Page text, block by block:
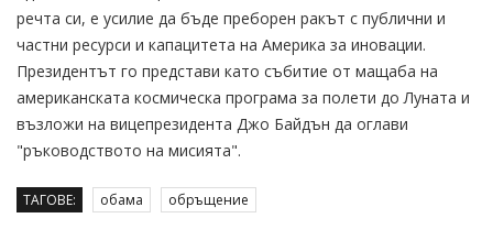
речта си, е усилие да бъде преборен ракът с публични и
частни ресурси и капацитета на Америка за иновации.
Президентът го представи като събитие от мащаба на
американската космическа програма за полети до Луната и
възложи на вицепрезидента Джо Байдън да оглави
"ръководството на мисията".
ТАГОВЕ: обама обръщение